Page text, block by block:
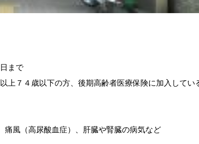
まで
上７４歳以下の方、後期高齢者医療保険に加入してい
風（高尿酸血症）、肝臓や腎臓の病気など